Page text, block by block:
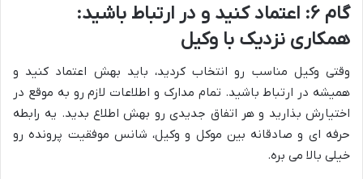
گام ۶: اعتماد کنید و در ارتباط باشید:
همکاری نزدیک با وکیل
وقتی وکیل مناسب رو انتخاب کردید، باید بهش اعتماد کنید و
همیشه در ارتباط باشید. تمام مدارک و اطلاعات لازم رو به موقع در
اختیارش بذارید و هر اتفاق جدیدی رو بهش اطلاع بدید. یه رابطه
حرفه ای و صادقانه بین موکل و وکیل، شانس موفقیت پرونده رو
خیلی بالا می بره.